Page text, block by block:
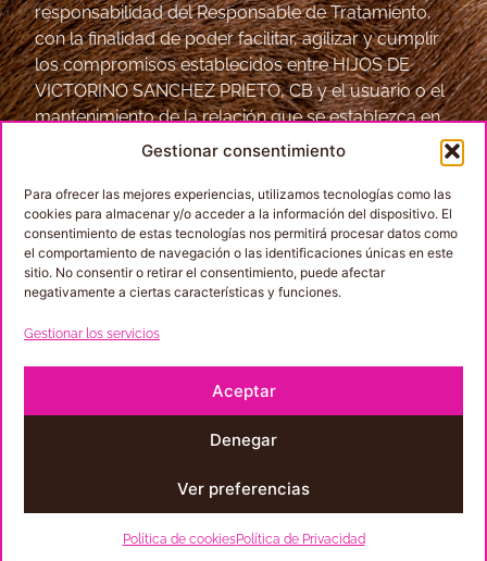
Gestionar consentimiento
Para ofrecer las mejores experiencias, utilizamos tecnologías como las
cookies para almacenar y/o acceder a la información del dispositivo. El
consentimiento de estas tecnologías nos permitirá procesar datos como
el comportamiento de navegación o las identificaciones únicas en este
sitio. No consentir o retirar el consentimiento, puede afectar
negativamente a ciertas características y funciones.
Gestionar los servicios
Aceptar
Denegar
Ver preferencias
Política de cookiesPolítica de Privacidad
responsabilidad del Responsable de Tratamiento,
con la finalidad de poder facilitar, agilizar y cumplir
los compromisos establecidos entre HIJOS DE
VICTORINO SANCHEZ PRIETO, CB y el usuario o el
mantenimiento de la relación que se establezca en
los formularios que este rellene o para atender una
Enviar
Contacto
C. Obispo Apolinar, 7, 34350 Villarramiel, Palencia